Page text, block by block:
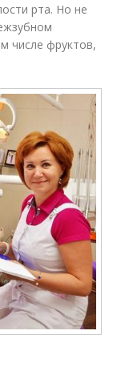
рта. Но не
числе фруктов,